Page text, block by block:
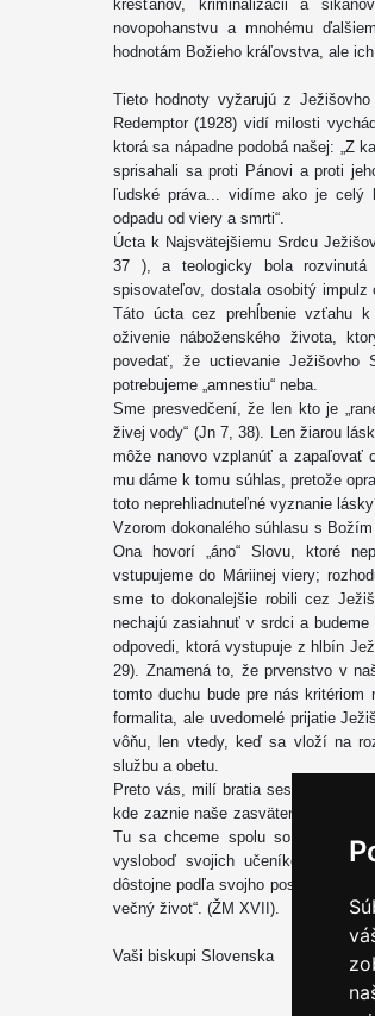
kresťanov, kriminalizácii a
novopohanstvu a mnohému
hodnotám Božieho kráľovstva, ale
Tieto hodnoty vyžarujú z
Redemptor (1928) vidí milosti
ktorá sa nápadne podobá našej: „Z
sprisahali sa proti Pánovi a proti
ľudské práva... vidíme ako je celý
odpadu od viery a smrti“.
Úcta k Najsvätejšiemu Srdcu
37 ), a teologicky bola rozvinutá
spisovateľov, dostala osobitý
Táto úcta cez prehĺbenie vzťahu
oživenie náboženského života,
povedať, že uctievanie Ježišovho
potrebujeme „amnestiu“ neba.
Sme presvedčení, že len kto je
živej vody“ (Jn 7, 38). Len žiarou
môže nanovo vzplanúť a zapaľovať
mu dáme k tomu súhlas, pretože
toto neprehliadnuteľné vyznanie
Vzorom dokonalého súhlasu s
Ona hovorí „áno“ Slovu, ktoré
vstupujeme do Máriinej viery;
sme to dokonalejšie robili cez
nechajú zasiahnuť v srdci a
odpovedi, ktorá vystupuje z hlbín
29). Znamená to, že prvenstvo v
tomto duchu bude pre nás
formalita, ale uvedomelé prijatie
vôňu, len vtedy, keď sa vloží na
službu a obetu.
Preto vás, milí bratia sestry,
kde zaznie naše zasvätenie sa
Tu sa chceme spolu so sv.
vysloboď svojich učeníkov z
dôstojne podľa svojho poslania, stáli
večný život“. (ŽM XVII).
Vaši biskupi Slovenska